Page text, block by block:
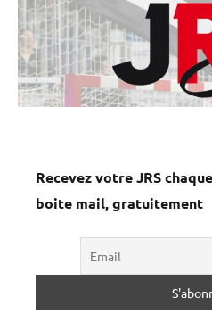
Recevez votre JRS
boite mail, gratuitement